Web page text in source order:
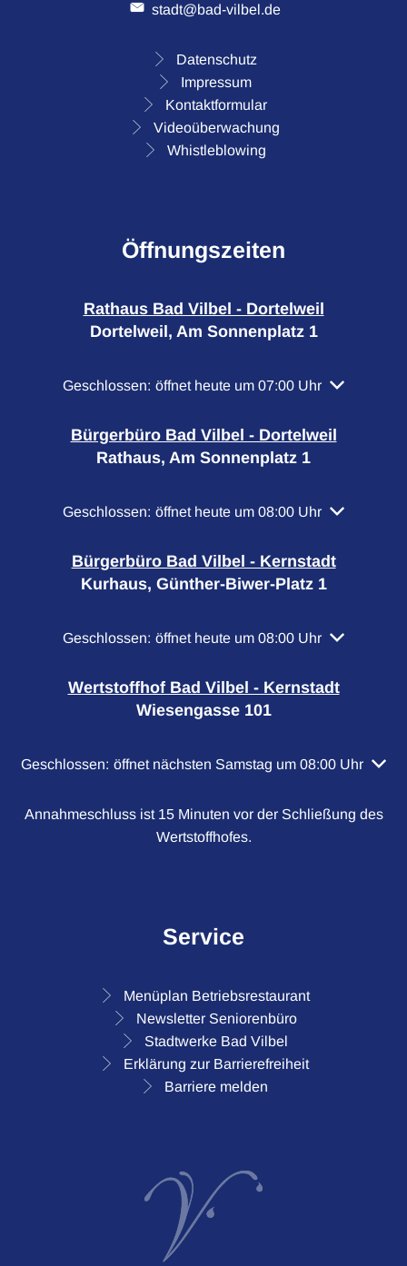
stadt@bad-vilbel.de
Datenschutz
Impressum
Kontaktformular
Videoüberwachung
Whistleblowing
Öffnungszeiten
Rathaus Bad Vilbel - Dortelweil
Dortelweil, Am Sonnenplatz 1
Klicken, um weitere Öffnungs- oder Schließzeiten
Geschlossen: öffnet heute um 07:00 Uhr
Bürgerbüro Bad Vilbel - Dortelweil
Rathaus, Am Sonnenplatz 1
Klicken, um weitere Öffnungs- oder Schließzeiten
Geschlossen: öffnet heute um 08:00 Uhr
Bürgerbüro Bad Vilbel - Kernstadt
Kurhaus, Günther-Biwer-Platz 1
Klicken, um weitere Öffnungs- oder Schließzeiten
Geschlossen: öffnet heute um 08:00 Uhr
Wertstoffhof Bad Vilbel - Kernstadt
Wiesengasse 101
Klicken, um weitere Öffnungs- oder Schließzeiten
Geschlossen: öffnet nächsten Samstag um 08:00 Uhr
Annahmeschluss ist 15 Minuten vor der Schließung des
Wertstoffhofes.
Service
Menüplan Betriebsrestaurant
Newsletter Seniorenbüro
Stadtwerke Bad Vilbel
Erklärung zur Barrierefreiheit
Barriere melden